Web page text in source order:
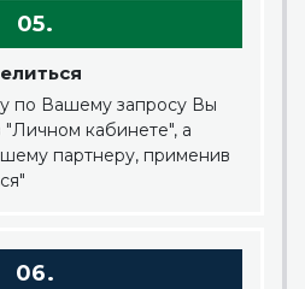
05.
по Вашему запросу Вы
"Личном кабинете", а
партнеру, применив
06.